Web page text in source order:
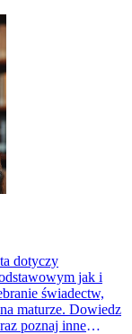
dotyczy
jak i
świadectw,
maturze. Dowiedz
poznaj inne